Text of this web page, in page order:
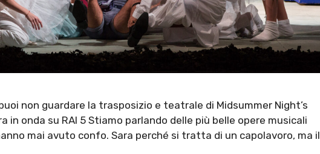
non guardare la trasposizio e teatrale di Midsummer Night’s
in onda su RAI 5 Stiamo parlando delle più belle opere musicali
mai avuto confo. Sara perché si tratta di un capolavoro, ma il